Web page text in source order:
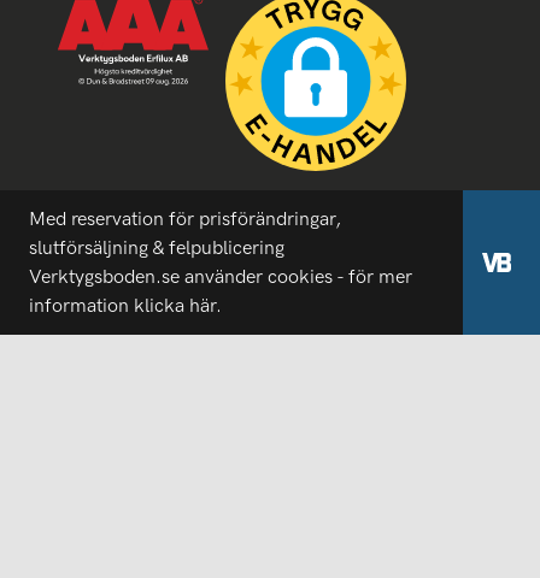
Med reservation för prisförändringar,
slutförsäljning & felpublicering
Verktygsboden.se använder cookies - för mer
information klicka här.